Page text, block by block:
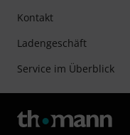
Kontakt
Ladengeschäft
Service im Überblick